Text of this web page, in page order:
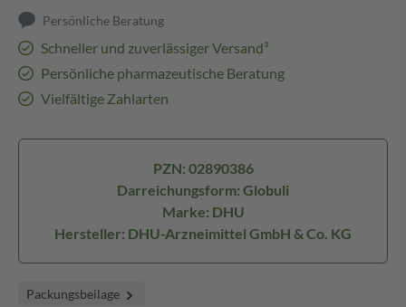
Persönliche Beratung
Schneller und zuverlässiger Versand³
Persönliche pharmazeutische Beratung
Vielfältige Zahlarten
PZN: 02890386
Darreichungsform: Globuli
Marke: DHU
Hersteller: DHU-Arzneimittel GmbH & Co. KG
Packungsbeilage